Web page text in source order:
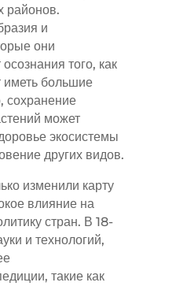
районов.
и
они
того, как
иметь большие
сохранение
может
экосистемы
других видов.
изменили карту
влияние на
стран. В 18-
и технологий,
такие как